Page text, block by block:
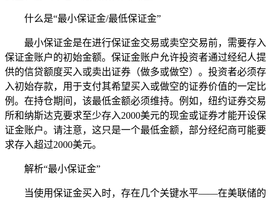
什么是“最小保证金/最低保证金”
最小保证金是在进行保证金交易或卖空交易前，需要存入
保证金账户的初始金额。保证金账户允许投资者通过经纪人提
供的信贷额度买入或卖出证券（做多或做空）。投资者必须存
入初始存款，用于支付其希望买入或做空的证券价值的一定比
例。在持仓期间，该最低金额必须维持。例如，纽约证券交易
所和纳斯达克要求至少存入2000美元的现金或证券才能开设保
证金账户。请注意，这只是一个最低金额，部分经纪商可能要
求存入超过2000美元。
解析“最小保证金”
当使用保证金买入时，存在几个关键水平——在美联储的